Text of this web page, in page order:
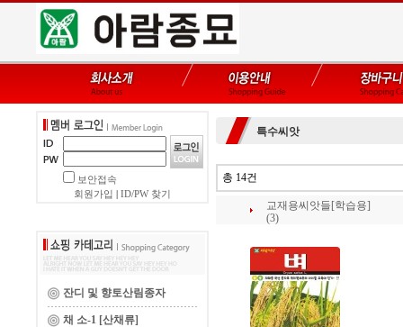
보안접속
회원가입
ID/PW 찾기
잔디 및 향토산림종자
채 소-1 [산채류]
특수씨앗
총 14건
교재용씨앗들[학습용]
(3)